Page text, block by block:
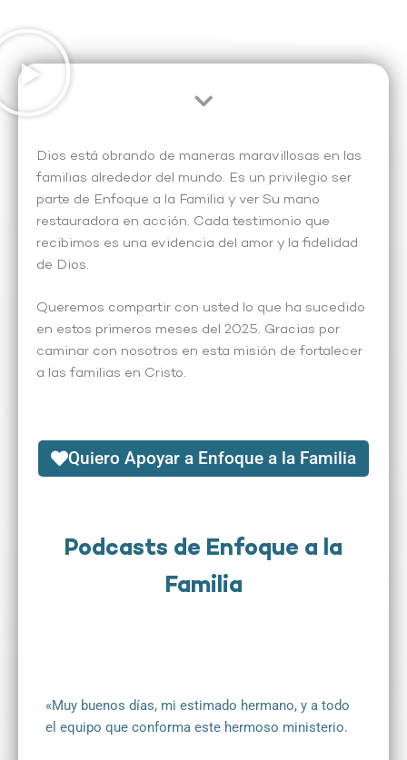
Dios está obrando de maneras maravillosas en las
familias alrededor del mundo. Es un privilegio ser
parte de Enfoque a la Familia y ver Su mano
restauradora en acción. Cada testimonio que
recibimos es una evidencia del amor y la fidelidad
de Dios.
Queremos compartir con usted lo que ha sucedido
en estos primeros meses del 2025. Gracias por
caminar con nosotros en esta misión de fortalecer
a las familias en Cristo.
Quiero Apoyar a Enfoque a la Familia
Podcasts de Enfoque a la
Familia
«Muy buenos días, mi estimado hermano, y a todo
el equipo que conforma este hermoso ministerio.